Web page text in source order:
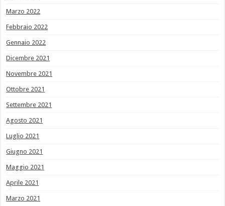
Marzo 2022
Febbraio 2022
Gennaio 2022
Dicembre 2021
Novembre 2021
Ottobre 2021
Settembre 2021
Agosto 2021
Luglio 2021
Giugno 2021
Maggio 2021
Aprile 2021
Marzo 2021